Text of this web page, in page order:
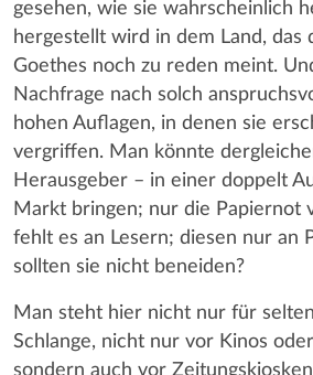
gesehen, wie sie wahrscheinlich
hergestellt wird in dem Land, das
Goethes noch zu reden meint.
Nachfrage nach solch
hohen Auflagen, in denen sie
vergriffen. Man könnte
Herausgeber – in einer doppelt
Markt bringen; nur die Papiernot
fehlt es an Lesern; diesen nur an
sollten sie nicht beneiden?
Man steht hier nicht nur für
Schlange, nicht nur vor Kinos
sondern auch vor